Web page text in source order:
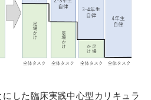
した臨床実践中心型カリキュラ